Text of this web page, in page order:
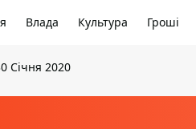
Влада Культура Гроші
Січня 2020